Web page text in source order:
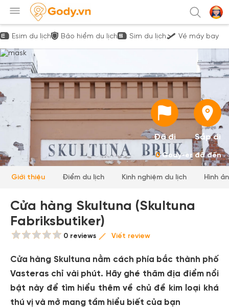
Esim du lịch Bảo hiểm du lịch Sim du lịch Vé máy bay
Đã đi Sắp đi
0Gody-er đã đến
Giới thiệu Điểm du lịch Kinh nghiệm du lịch Hình
Cửa hàng Skultuna (Skultuna
Fabriksbutiker)
0 reviews Viết review
Cửa hàng Skultuna nằm cách phía bắc thành phố
Vasteras chỉ vài phút. Hãy ghé thăm địa điểm nổi
bật này để tìm hiểu thêm về chủ đề kim loại khá
thú vị và mở mang tầm hiểu biết của bạn